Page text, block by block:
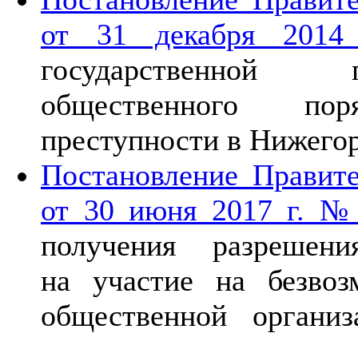
от 31 декабря
государственной
общественного
преступности в
Постановление
от 30 июня 2017 г.
получения
на участие на
общественной